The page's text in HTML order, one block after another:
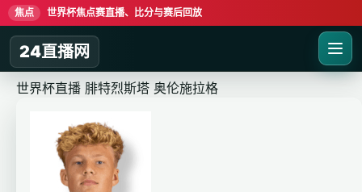
焦点 世界杯焦点赛直播、比分与赛后回放
24直播网
世界杯直播 腓特烈斯塔 奥伦施拉格